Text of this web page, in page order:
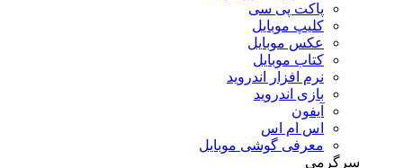
پاکت پی سی
کلیپ موبایل
عکس موبایل
کتاب موبایل
نرم افزار اندروید
بازی اندروید
آیفون
اس ام اس
معرفی گوشی موبایل
سرگرمی